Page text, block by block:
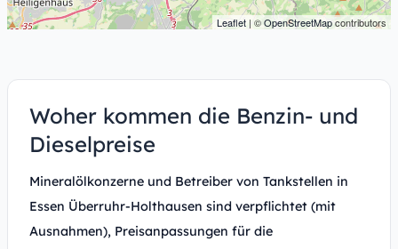
Leaflet | ©OpenStreetMapcontributors
Woher kommen die Benzin- und
Dieselpreise
Mineralölkonzerne und Betreiber von Tankstellen in
Essen Überruhr-Holthausen sind verpflichtet (mit
Ausnahmen), Preisanpassungen für die